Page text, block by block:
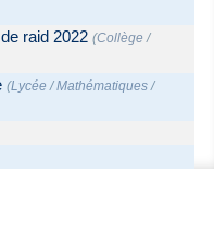
de raid 2022 (Collège /
(Lycée /Mathématiques /